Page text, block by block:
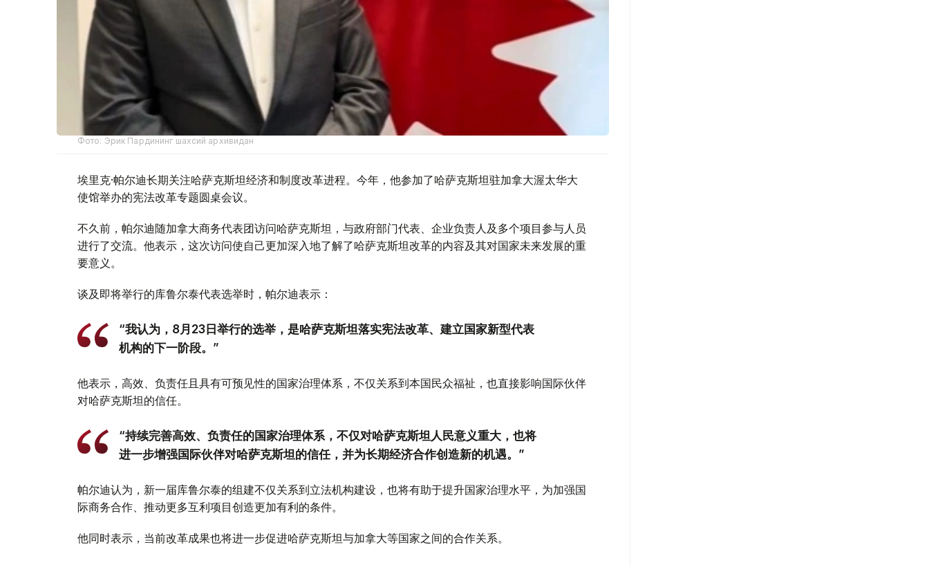
Фото: Эрик Пардининг шахсий архивидан
埃里克·帕尔迪长期关注哈萨克斯坦经济和制度改革进程。今年，他参加了哈萨克斯坦驻加拿大渥太华大
使馆举办的宪法改革专题圆桌会议。
不久前，帕尔迪随加拿大商务代表团访问哈萨克斯坦，与政府部门代表、企业负责人及多个项目参与人员
进行了交流。他表示，这次访问使自己更加深入地了解了哈萨克斯坦改革的内容及其对国家未来发展的重
要意义。
谈及即将举行的库鲁尔泰代表选举时，帕尔迪表示：
“我认为，8月23日举行的选举，是哈萨克斯坦落实宪法改革、建立国家新型代表
机构的下一阶段。”
他表示，高效、负责任且具有可预见性的国家治理体系，不仅关系到本国民众福祉，也直接影响国际伙伴
对哈萨克斯坦的信任。
“持续完善高效、负责任的国家治理体系，不仅对哈萨克斯坦人民意义重大，也将
进一步增强国际伙伴对哈萨克斯坦的信任，并为长期经济合作创造新的机遇。”
帕尔迪认为，新一届库鲁尔泰的组建不仅关系到立法机构建设，也将有助于提升国家治理水平，为加强国
际商务合作、推动更多互利项目创造更加有利的条件。
他同时表示，当前改革成果也将进一步促进哈萨克斯坦与加拿大等国家之间的合作关系。